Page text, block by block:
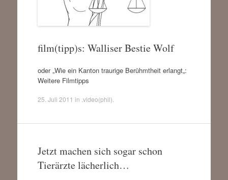
film(tipp)s: Walliser Bestie Wolf
oder „Wie ein Kanton traurige Berühmtheit erlangt„:
Weitere Filmtipps
25. Juli 2011 in .video(phil)
Jetzt machen sich sogar schon
Tierärzte lächerlich…